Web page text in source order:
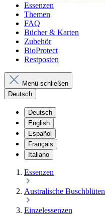
Essenzen
Themen
FAQ
Bücher & Karten
Zubehör
BioProtect
Restposten
Menü schließen
Deutsch
Deutsch
English
Español
Français
Italiano
Essenzen
Australische Buschblüten
Einzelessenzen